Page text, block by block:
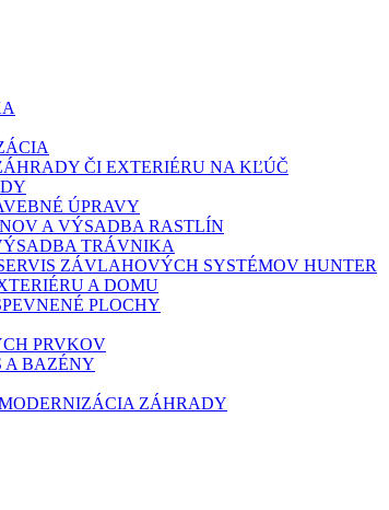
ČI EXTERIÉRU NA KĽÚČ
ÚPRAVY
A VÝSADBA RASTLÍN
TRÁVNIKA
ZÁVLAHOVÝCH SYSTÉMOV HUNTER
A DOMU
PLOCHY
PRVKOV
A BAZÉNY
ZÁHRADY